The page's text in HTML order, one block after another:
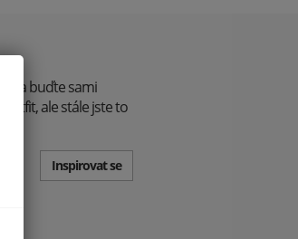
a buďte sami
ale stále jste to
Inspirovat se